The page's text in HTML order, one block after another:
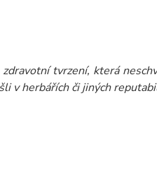
tvrzení, která
v herbářích či jiných